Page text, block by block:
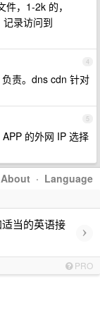
，1-2k 的，
录访问到
4
责。dns cdn 针对
5
的外网 IP 选择
About · Language
当的英语接
›
PRO